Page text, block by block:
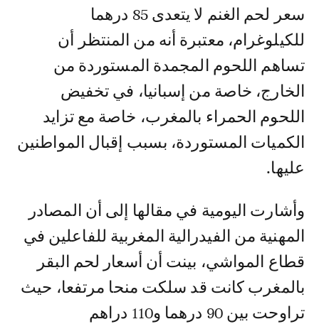
سعر لحم الغنم لا يتعدى 85 درهما
للكيلوغرام، معتبرة أنه من المنتظر أن
تساهم اللحوم المجمدة المستوردة من
الخارج، خاصة من إسبانيا، في تخفيض
اللحوم الحمراء بالمغرب، خاصة مع تزايد
الكميات المستوردة، بسبب إقبال المواطنين
عليها.
وأشارت اليومية في مقالها إلى أن المصادر
المهنية من الفيدرالية المغربية للفاعلين في
قطاع المواشي، بينت أن أسعار لحم البقر
بالمغرب كانت قد سلكت منحا مرتفعا، حيث
تراوحت بين 90 درهما و110 دراهم